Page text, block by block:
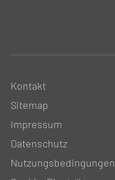
Kontakt
Sitemap
Impressum
Datenschutz
Nutzungsbedingungen